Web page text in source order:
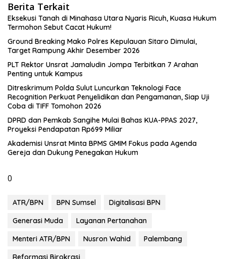
Berita Terkait
Eksekusi Tanah di Minahasa Utara Nyaris Ricuh, Kuasa Hukum
Termohon Sebut Cacat Hukum!
Ground Breaking Mako Polres Kepulauan Sitaro Dimulai,
Target Rampung Akhir Desember 2026
​PLT Rektor Unsrat Jamaludin Jompa Terbitkan 7 Arahan
Penting untuk Kampus
Ditreskrimum Polda Sulut Luncurkan Teknologi Face
Recognition Perkuat Penyelidikan dan Pengamanan, Siap Uji
Coba di TIFF Tomohon 2026
DPRD dan Pemkab Sangihe Mulai Bahas KUA-PPAS 2027,
Proyeksi Pendapatan Rp699 Miliar
Akademisi Unsrat Minta BPMS GMIM Fokus pada Agenda
Gereja dan Dukung Penegakan Hukum
0
ATR/BPN BPN Sumsel
Digitalisasi BPN
Generasi Muda
Layanan Pertanahan
Menteri ATR/BPN
Nusron Wahid
Palembang
Reformasi Birokrasi